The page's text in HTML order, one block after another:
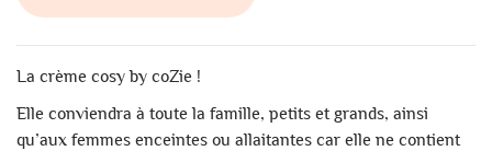
La crème cosy by coZie !
Elle conviendra à toute la famille, petits et grands, ainsi
qu’aux femmes enceintes ou allaitantes car elle ne contient